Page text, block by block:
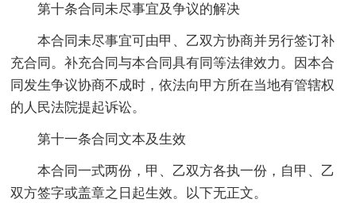
第十条合同未尽事宜及争议的解决
本合同未尽事宜可由甲、乙双方协商并另行签订补
充合同。补充合同与本合同具有同等法律效力。因本合
同发生争议协商不成时，依法向甲方所在当地有管辖权
的人民法院提起诉讼。
第十一条合同文本及生效
本合同一式两份，甲、乙双方各执一份，自甲、乙
双方签字或盖章之日起生效。以下无正文。